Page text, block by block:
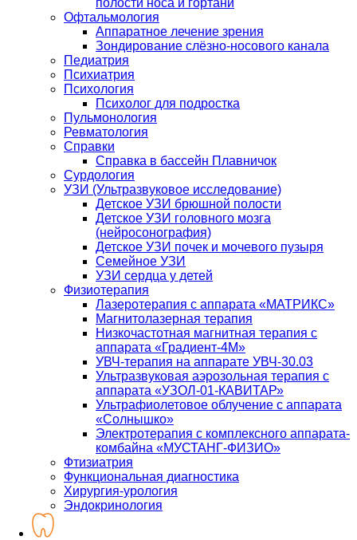
полости носа и гортани
Офтальмология
Аппаратное лечение зрения
Зондирование слёзно-носового канала
Педиатрия
Психиатрия
Психология
Психолог для подростка
Пульмонология
Ревматология
Справки
Справка в бассейн Плавничок
Сурдология
УЗИ (Ультразвуковое исследование)
Детское УЗИ брюшной полости
Детское УЗИ головного мозга
(нейросонография)
Детское УЗИ почек и мочевого пузыря
Семейное УЗИ
УЗИ сердца у детей
Физиотерапия
Лазеротерапия с аппарата «МАТРИКС»
Магнитолазерная терапия
Низкочастотная магнитная терапия с
аппарата «Градиент-4М»
УВЧ-терапия на аппарате УВЧ-30.03
Ультразвуковая аэрозольная терапия с
аппарата «УЗОЛ-01-КАВИТАР»
Ультрафиолетовое облучение с аппарата
«Солнышко»
Электротерапия с комплексного аппарата-
комбайна «МУСТАНГ-ФИЗИО»
Фтизиатрия
Функциональная диагностика
Хирургия-урология
Эндокринология